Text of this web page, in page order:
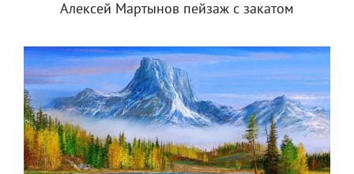
Алексей Мартынов пейзаж с закатом